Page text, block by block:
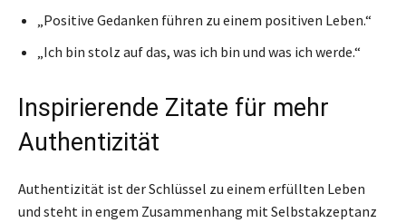
„Positive Gedanken führen zu einem positiven Leben.“
„Ich bin stolz auf das, was ich bin und was ich werde.“
Inspirierende Zitate für mehr
Authentizität
Authentizität ist der Schlüssel zu einem erfüllten Leben
und steht in engem Zusammenhang mit Selbstakzeptanz